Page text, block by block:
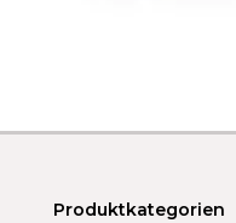
Produktkategorien